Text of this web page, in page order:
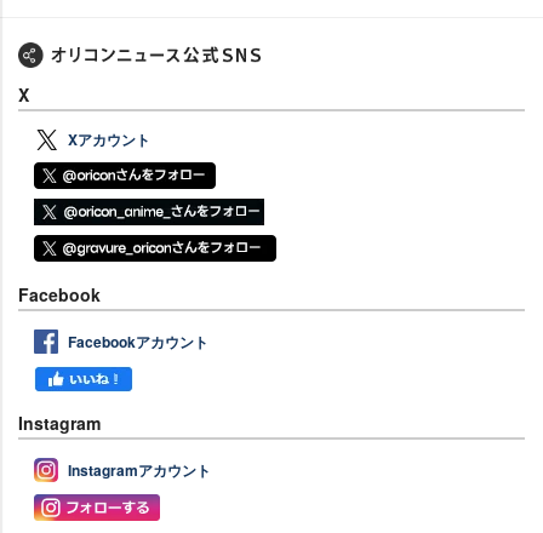
X
Xアカウント
Facebook
Facebookアカウント
Instagram
Instagramアカウント